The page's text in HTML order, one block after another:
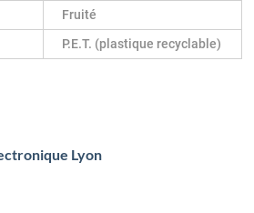
Fruité
P.E.T. (plastique recyclable)
Lyon